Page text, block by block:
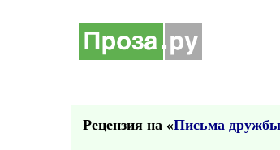
Рецензия на «Письма